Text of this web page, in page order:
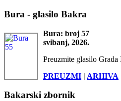
Bura - glasilo Bakra
Bura: broj 57
svibanj, 2026.
Preuzmite glasilo
PREUZMI | ARHIVA
Bakarski zbornik